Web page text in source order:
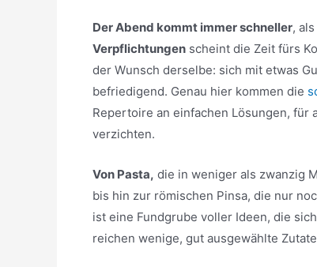
Der Abend kommt immer schneller,
Verpflichtungen scheint die Zeit fürs
der Wunsch derselbe: sich mit etwas
befriedigend. Genau hier kommen die
Repertoire an einfachen Lösungen, für
verzichten.
Von Pasta, die in weniger als zwanzig
bis hin zur römischen Pinsa, die nur
ist eine Fundgrube voller Ideen, die
reichen wenige, gut ausgewählte